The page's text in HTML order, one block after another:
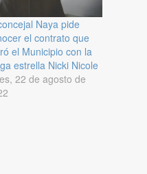
Naya pide
el contrato que
el Municipio con la
estrella Nicki Nicole
22 de agosto de